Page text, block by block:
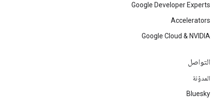
Google Developer Experts
Accelerators
Google Cloud & NVIDIA
التواصل
المدوّنة
Bluesky